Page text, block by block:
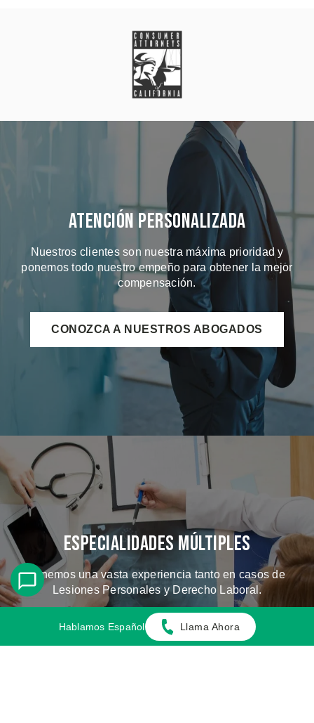
Atención Personalizada
Nuestros clientes son nuestra máxima prioridad y
ponemos todo nuestro empeño para obtener la mejor
compensación.
CONOZCA A NUESTROS ABOGADOS
Especialidades Múltiples
Tenemos una vasta experiencia tanto en casos de
Lesiones Personales y Derecho Laboral.
CONOZCA LOS CASOS QUE
MANEJAMOS
Hablamos Español Llama Ahora